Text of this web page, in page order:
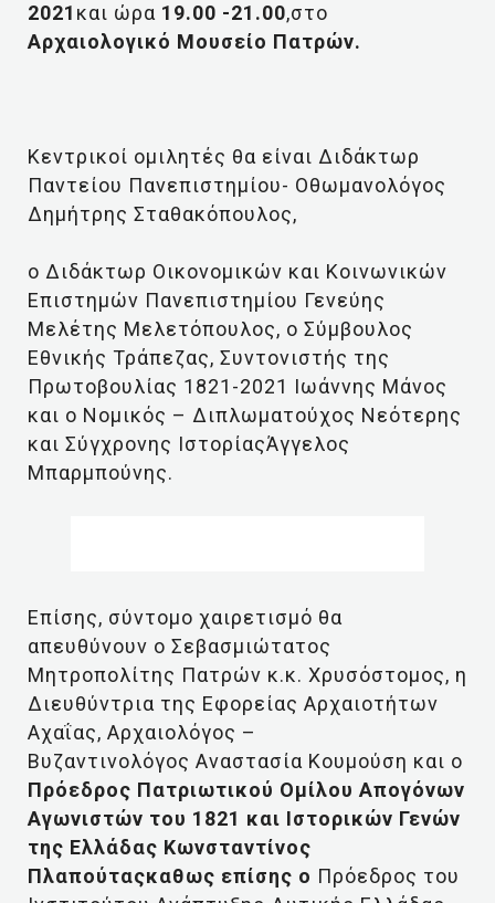
2021 και ώρα 19.00 -21.00,στο
Αρχαιολογικό Μουσείο Πατρών.
Κεντρικοί ομιλητές θα είναι Διδάκτωρ
Παντείου Πανεπιστημίου- Οθωμανολόγος
Δημήτρης Σταθακόπουλος,
ο Διδάκτωρ Οικονομικών και Κοινωνικών
Επιστημών Πανεπιστημίου Γενεύης
Μελέτης Μελετόπουλος, ο Σύμβουλος
Εθνικής Τράπεζας, Συντονιστής της
Πρωτοβουλίας 1821-2021 Ιωάννης Μάνος
και ο Νομικός – Διπλωματούχος Νεότερης
και Σύγχρονης ΙστορίαςΆγγελος
Μπαρμπούνης.
Επίσης, σύντομο χαιρετισμό θα
απευθύνουν ο Σεβασμιώτατος
Μητροπολίτης Πατρών κ.κ. Χρυσόστομος, η
Διευθύντρια της Εφορείας Αρχαιοτήτων
Αχαΐας, Αρχαιολόγος –
Βυζαντινολόγος Αναστασία Κουμούση και ο
Πρόεδρος Πατριωτικού Ομίλου Απογόνων
Αγωνιστών του 1821 και Ιστορικών Γενών
της Ελλάδας Κωνσταντίνος
Πλαπούταςκαθως επίσης ο Πρόεδρος του